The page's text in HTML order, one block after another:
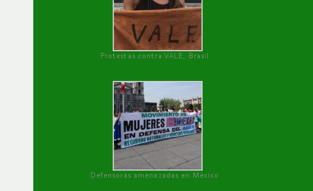
Protestas contra VALE, Brasil
Defensoras amenazadas en México